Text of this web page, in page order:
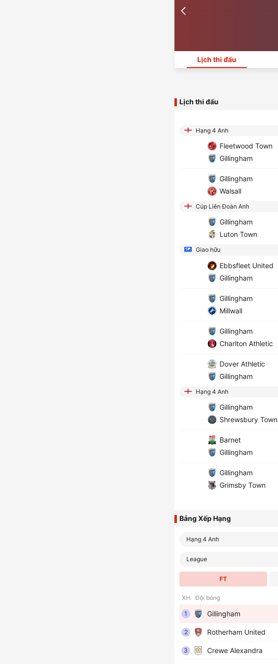
Lịch thi đấu
Lịch thi đấu
Hạng 4 Anh
Fleetwood Town
Gillingham
Gillingham
Walsall
Cúp Liên Đoàn Anh
Gillingham
Luton Town
Giao hữu
Ebbsfleet United
Gillingham
Gillingham
Millwall
Gillingham
Charlton Athletic
Dover Athletic
Gillingham
Hạng 4 Anh
Gillingham
Shrewsbury Town
Barnet
Gillingham
Gillingham
Grimsby Town
Bảng Xếp Hạng
Hạng 4 Anh
League
FT
XH Đội bóng
1 Gillingham
2 Rotherham United
3 Crewe Alexandra